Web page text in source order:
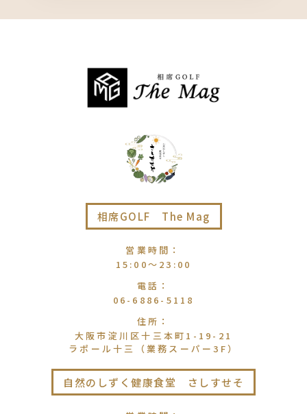
相席GOLF The Mag
営業時間 ：
15:00〜23:00
電話 ：
06-6886-5118
住所 ：
大阪市淀川区十三本町1-19-21
ラポール十三（業務スーパー3F）
自然のしずく健康食堂 さしすせそ